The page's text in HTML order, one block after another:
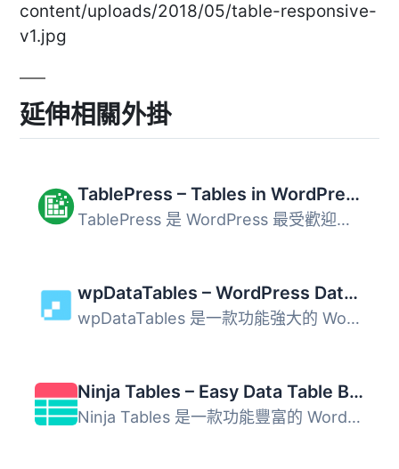
content/uploads/2018/05/table-responsive-
v1.jpg
延伸相關外掛
TablePress – Tables in WordPress made easy
TablePress 是 WordPress 最受歡迎且評價最高的表格外掛，可...
wpDataTables – WordPress Data Table, Dynamic Tables & Table Charts Plugin
wpDataTables 是一款功能強大的 WordPress 表格外掛，可從 Ex...
Ninja Tables – Easy Data Table Builder
Ninja Tables 是一款功能豐富的 WordPress 表格外掛，讓使用...